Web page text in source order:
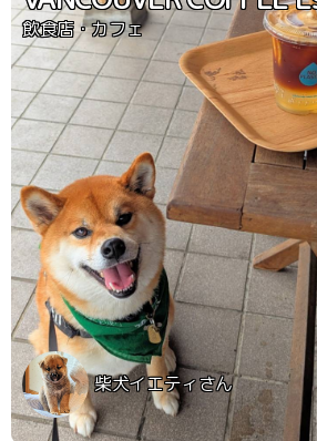
飲食店・カフェ
柴犬イエティさん